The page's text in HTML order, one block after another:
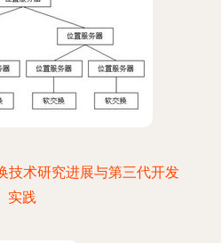
技术研究进展与第三代开发
实践